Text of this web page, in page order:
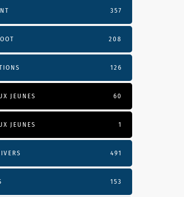
357
208
126
JEUNES 60
JEUNES 1
491
153